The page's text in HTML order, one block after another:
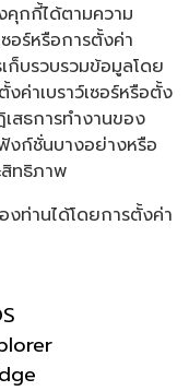
คุกกี้ได้ตามความ
อร์หรือการตั้งค่า
ก็บรวบรวมข้อมูลโดย
ค่าเบราว์เซอร์หรือตั้ง
สธการทำงานของ
งก์ชั่นบางอย่างหรือ
สิทธิภาพ
งท่านได้โดยการตั้งค่า